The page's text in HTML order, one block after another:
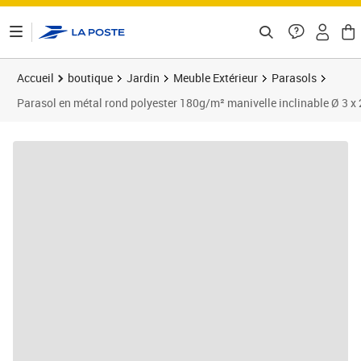
Accueil boutique Jardin Meuble Extérieur
Parasols
Parasol en métal rond polyester 180g/m² manivelle inclinable Ø 3 x